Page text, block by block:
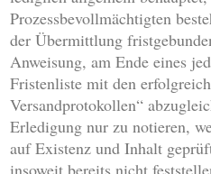
Prozessbevollmächtigten
der Übermittlung
Anweisung, am Ende eines
Fristenliste mit den
Versandprotokollen“
Erledigung nur zu notieren,
auf Existenz und Inhalt